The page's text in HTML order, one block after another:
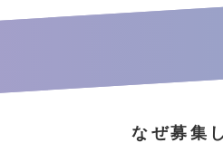
なぜ募集